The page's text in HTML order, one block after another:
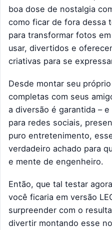
boa dose de nostalgia
como ficar de fora dessa
para transformar fotos
usar, divertidos e
criativas para se
Desde montar seu
completas com seus
a diversão é garantida –
para redes sociais,
puro entretenimento,
verdadeiro achado para
e mente de engenheiro.
Então, que tal testar
você ficaria em versão
surpreender com o
divertir montando esse